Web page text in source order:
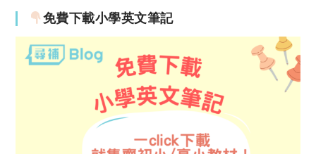
免費下載小學英文筆記